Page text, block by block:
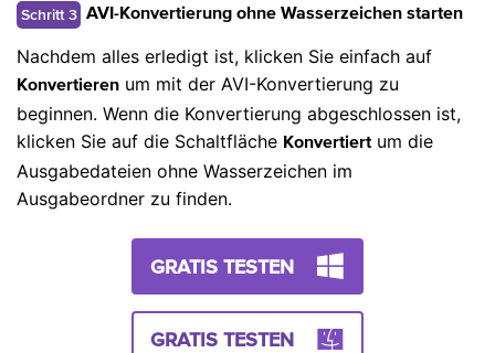
Schritt 3 AVI-Konvertierung ohne Wasserzeichen starten
Nachdem alles erledigt ist, klicken Sie einfach auf
Konvertieren um mit der AVI-Konvertierung zu
beginnen. Wenn die Konvertierung abgeschlossen ist,
klicken Sie auf die Schaltfläche Konvertiert um die
Ausgabedateien ohne Wasserzeichen im
Ausgabeordner zu finden.
GRATIS TESTEN
GRATIS TESTEN